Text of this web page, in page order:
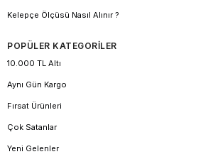
Kelepçe Ölçüsü Nasıl Alınır ?
POPÜLER KATEGORİLER
10.000 TL Altı
Aynı Gün Kargo
Fırsat Ürünleri
Çok Satanlar
Yeni Gelenler